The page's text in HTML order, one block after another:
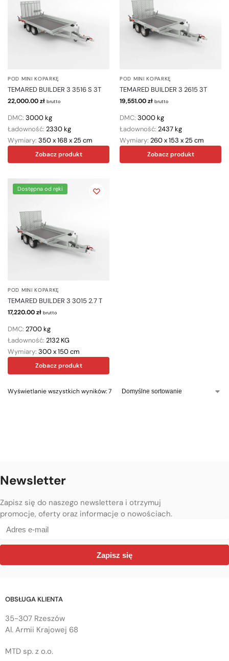
POD MINI KOPARKĘ
TEMARED BUILDER 3 3516 S 3T
22,000.00zł brutto
DMC: 3000 kg
Ładowność: 2330 kg
Wymiary: 350 x 168 x 25 cm
Zobacz produkt
POD MINI KOPARKĘ
TEMARED BUILDER 3 2615 3T
19,551.00zł brutto
DMC: 3000 kg
Ładowność: 2437 kg
Wymiary: 260 x 153 x 25 cm
Zobacz produkt
Dostępna od ręki
POD MINI KOPARKĘ
TEMARED BUILDER 3 3015 2.7 T
17,220.00zł brutto
DMC: 2700 kg
Ładowność: 2132 KG
Wymiary: 300 x 150 cm
Zobacz produkt
Wyświetlanie wszystkich wyników: 7
Newsletter
Zapisz się do naszego newslettera i otrzymuj
promocje, oferty oraz informacje o nowościach.
Zapisz się
OBSŁUGA KLIENTA
35-307 Rzeszów
Al. Armii Krajowej 68
MTD sp. z o.o.